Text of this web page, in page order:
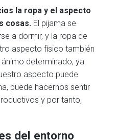
la ropa y el aspecto
cosas. El pijama se
a dormir, y la ropa de
aspecto físico también
determinado, ya
aspecto puede
puede hacernos sentir
y por tanto,
del entorno